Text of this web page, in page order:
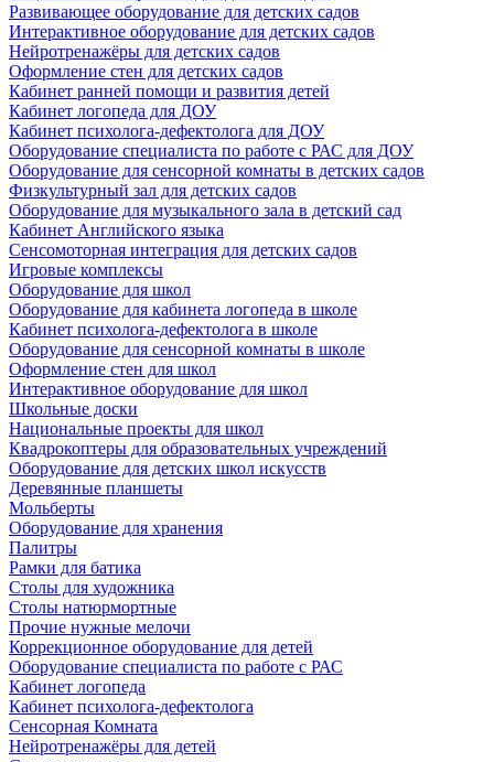
Развивающее оборудование для детских садов
Интерактивное оборудование для детских садов
Нейротренажёры для детских садов
Оформление стен для детских садов
Кабинет ранней помощи и развития детей
Кабинет логопеда для ДОУ
Кабинет психолога-дефектолога для ДОУ
Оборудование специалиста по работе с РАС для ДОУ
Оборудование для сенсорной комнаты в детских садов
Физкультурный зал для детских садов
Оборудование для музыкального зала в детский сад
Кабинет Английского языка
Сенсомоторная интеграция для детских садов
Игровые комплексы
Оборудование для школ
Оборудование для кабинета логопеда в школе
Кабинет психолога-дефектолога в школе
Оборудование для сенсорной комнаты в школе
Оформление стен для школ
Интерактивное оборудование для школ
Школьные доски
Национальные проекты для школ
Квадрокоптеры для образовательных учреждений
Оборудование для детских школ искусств
Деревянные планшеты
Мольберты
Оборудование для хранения
Палитры
Рамки для батика
Столы для художника
Столы натюрмортные
Прочие нужные мелочи
Коррекционное оборудование для детей
Оборудование специалиста по работе с РАС
Кабинет логопеда
Кабинет психолога-дефектолога
Сенсорная Комната
Нейротренажёры для детей